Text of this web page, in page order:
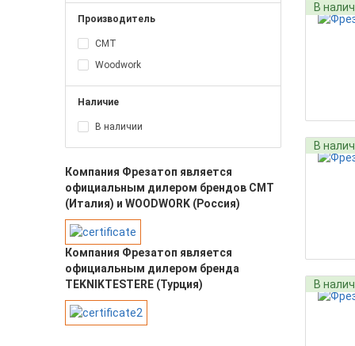
Производитель
CMT
Woodwork
Наличие
В наличии
Компания Фрезатоп является
официальным дилером брендов CMT
(Италия) и WOODWORK (Россия)
Компания Фрезатоп является
официальным дилером бренда
TEKNIKTESTERE (Турция)
В
В
В